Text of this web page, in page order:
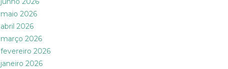
maio 2026
abril 2026
março 2026
fevereiro 2026
janeiro 2026